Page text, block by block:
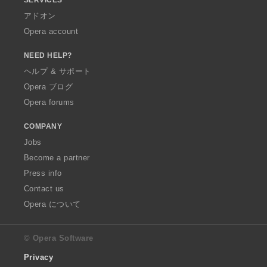
アドオン
Opera account
NEED HELP?
ヘルプ & サポート
Opera ブログ
Opera forums
COMPANY
Jobs
Become a partner
Press info
Contact us
Opera について
© Opera Software
Privacy